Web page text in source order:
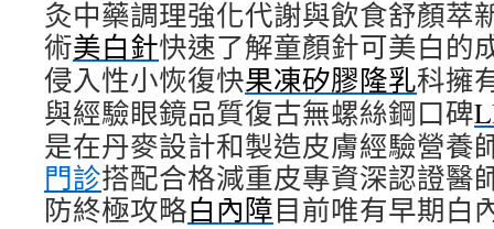
灸中藥調理強化代謝與飲食舒顏萃
術美白針快速了解童顏針可美白的
侵入性小恢復快果凍矽膠隆乳科擁
與經驗眼鏡品質復古無螺絲鋼口碑
是在丹麥設計和製造皮膚經驗營養
門診搭配合格減重皮專資深認證醫
防終極攻略白內障目前唯有早期白